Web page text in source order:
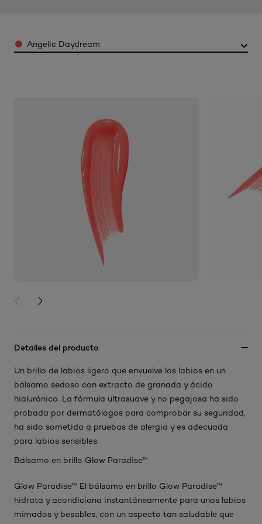
ColorAngelic Daydream
PREVIOUS CARD
NEXT CARD
Detalles del producto
Un brillo de labios ligero que envuelve los labios en un
bálsamo sedoso con extracto de granada y ácido
hialurónico. La fórmula ultrasuave y no pegajosa ha sido
probada por dermatólogos para comprobar su seguridad,
ha sido sometida a pruebas de alergia y es adecuada
para labios sensibles.
Bálsamo en brillo Glow Paradise™
Glow Paradise™ El bálsamo en brillo Glow Paradise™
hidrata y acondiciona instantáneamente para unos labios
mimados y besables, con un aspecto tan saludable que